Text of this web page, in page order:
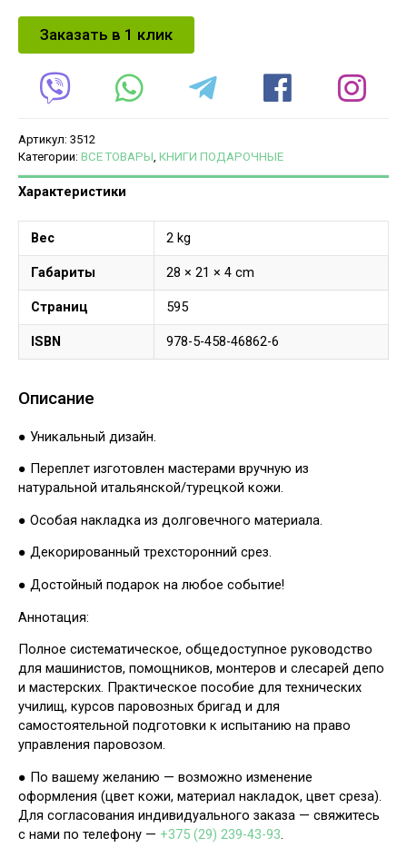
Заказать в 1 клик
Артикул: 3512
Категории: ВСЕ ТОВАРЫ КНИГИ ПОДАРОЧНЫЕ
Характеристики
Вес 2 kg
Габариты 28 × 21 × 4 cm
Страниц 595
ISBN 978-5-458-46862-6
Описание
● Уникальный дизайн.
● Переплет изготовлен мастерами вручную из
натуральной итальянской/турецкой кожи.
● Особая накладка из долговечного материала.
● Декорированный трехсторонний срез.
● Достойный подарок на любое событие!
Аннотация:
Полное систематическое, общедоступное руководство
для машинистов, помощников, монтеров и слесарей депо
и мастерских. Практическое пособие для технических
училищ, курсов паровозных бригад и для
самостоятельной подготовки к испытанию на право
управления паровозом.
● По вашему желанию — возможно изменение
оформления (цвет кожи, материал накладок, цвет среза).
Для согласования индивидуального заказа — свяжитесь
с нами по телефону — +375 (29) 239-43-93.